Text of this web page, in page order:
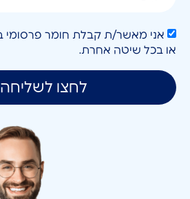
או בכל שיטה אחרת.
לחצו לשליחה